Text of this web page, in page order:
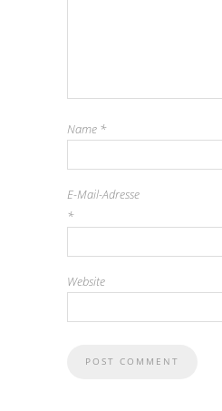
Name *
E-Mail-Adresse
*
Website